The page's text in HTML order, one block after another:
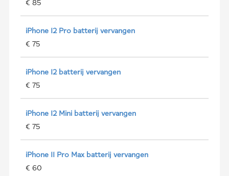
€ 85
iPhone 12 Pro batterij vervangen
€ 75
iPhone 12 batterij vervangen
€ 75
iPhone 12 Mini batterij vervangen
€ 75
iPhone 11 Pro Max batterij vervangen
€ 60